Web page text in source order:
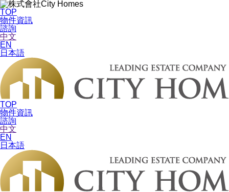
TOP
物件資訊
諮詢
中文
EN
日本語
TOP
物件資訊
諮詢
中文
EN
日本語